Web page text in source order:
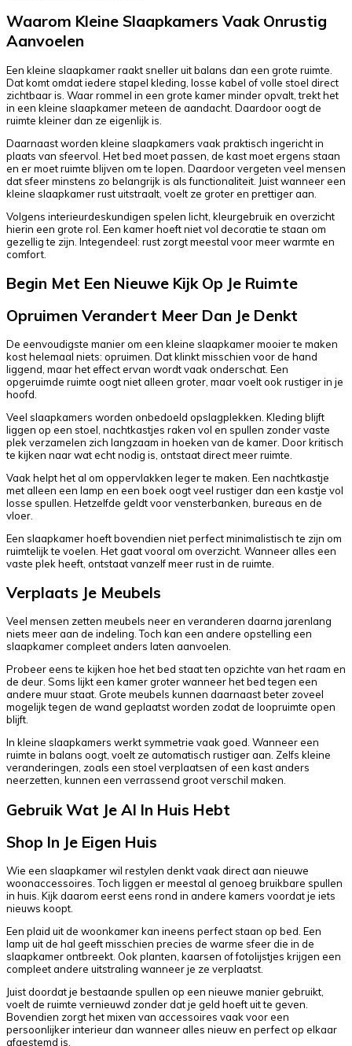
Waarom Kleine Slaapkamers Vaak Onrustig
Aanvoelen
Een kleine slaapkamer raakt sneller uit balans dan een grote ruimte.
Dat komt omdat iedere stapel kleding, losse kabel of volle stoel direct
zichtbaar is. Waar rommel in een grote kamer minder opvalt, trekt het
in een kleine slaapkamer meteen de aandacht. Daardoor oogt de
ruimte kleiner dan ze eigenlijk is.
Daarnaast worden kleine slaapkamers vaak praktisch ingericht in
plaats van sfeervol. Het bed moet passen, de kast moet ergens staan
en er moet ruimte blijven om te lopen. Daardoor vergeten veel mensen
dat sfeer minstens zo belangrijk is als functionaliteit. Juist wanneer een
kleine slaapkamer rust uitstraalt, voelt ze groter en prettiger aan.
Volgens interieurdeskundigen spelen licht, kleurgebruik en overzicht
hierin een grote rol. Een kamer hoeft niet vol decoratie te staan om
gezellig te zijn. Integendeel: rust zorgt meestal voor meer warmte en
comfort.
Begin Met Een Nieuwe Kijk Op Je Ruimte
Opruimen Verandert Meer Dan Je Denkt
De eenvoudigste manier om een kleine slaapkamer mooier te maken
kost helemaal niets: opruimen. Dat klinkt misschien voor de hand
liggend, maar het effect ervan wordt vaak onderschat. Een
opgeruimde ruimte oogt niet alleen groter, maar voelt ook rustiger in je
hoofd.
Veel slaapkamers worden onbedoeld opslagplekken. Kleding blijft
liggen op een stoel, nachtkastjes raken vol en spullen zonder vaste
plek verzamelen zich langzaam in hoeken van de kamer. Door kritisch
te kijken naar wat echt nodig is, ontstaat direct meer ruimte.
Vaak helpt het al om oppervlakken leger te maken. Een nachtkastje
met alleen een lamp en een boek oogt veel rustiger dan een kastje vol
losse spullen. Hetzelfde geldt voor vensterbanken, bureaus en de
vloer.
Een slaapkamer hoeft bovendien niet perfect minimalistisch te zijn om
ruimtelijk te voelen. Het gaat vooral om overzicht. Wanneer alles een
vaste plek heeft, ontstaat vanzelf meer rust in de ruimte.
Verplaats Je Meubels
Veel mensen zetten meubels neer en veranderen daarna jarenlang
niets meer aan de indeling. Toch kan een andere opstelling een
slaapkamer compleet anders laten aanvoelen.
Probeer eens te kijken hoe het bed staat ten opzichte van het raam en
de deur. Soms lijkt een kamer groter wanneer het bed tegen een
andere muur staat. Grote meubels kunnen daarnaast beter zoveel
mogelijk tegen de wand geplaatst worden zodat de loopruimte open
blijft.
In kleine slaapkamers werkt symmetrie vaak goed. Wanneer een
ruimte in balans oogt, voelt ze automatisch rustiger aan. Zelfs kleine
veranderingen, zoals een stoel verplaatsen of een kast anders
neerzetten, kunnen een verrassend groot verschil maken.
Gebruik Wat Je Al In Huis Hebt
Shop In Je Eigen Huis
Wie een slaapkamer wil restylen denkt vaak direct aan nieuwe
woonaccessoires. Toch liggen er meestal al genoeg bruikbare spullen
in huis. Kijk daarom eerst eens rond in andere kamers voordat je iets
nieuws koopt.
Een plaid uit de woonkamer kan ineens perfect staan op bed. Een
lamp uit de hal geeft misschien precies de warme sfeer die in de
slaapkamer ontbreekt. Ook planten, kaarsen of fotolijstjes krijgen een
compleet andere uitstraling wanneer je ze verplaatst.
Juist doordat je bestaande spullen op een nieuwe manier gebruikt,
voelt de ruimte vernieuwd zonder dat je geld hoeft uit te geven.
Bovendien zorgt het mixen van accessoires vaak voor een
persoonlijker interieur dan wanneer alles nieuw en perfect op elkaar
afgestemd is.